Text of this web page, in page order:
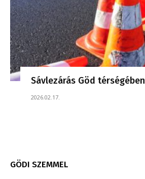
Sávlezárás Göd térségében
2026.02.17.
GÖDI SZEMMEL